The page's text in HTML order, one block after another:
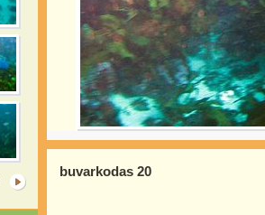
buvarkodas 20